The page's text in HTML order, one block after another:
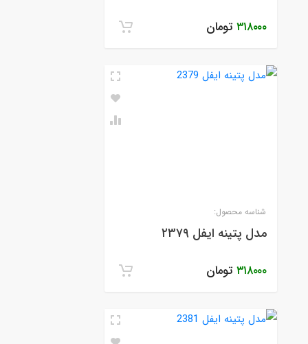
۳۱۸۰۰۰ تومان
شناسه محصول:
مدل پتینه ایفل ۲۳۷۹
۳۱۸۰۰۰ تومان